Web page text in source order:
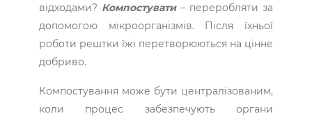
відходами? Компостувати– переробляти за
допомогою мікроорганізмів. Після їхньої
роботи рештки їжі перетворюються на цінне
добриво.
Компостування може бути централізованим,
коли процес забезпечують органи